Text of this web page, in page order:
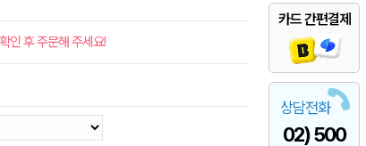
카드 간편결제
상담전화
02) 500
인 후 주문해 주세요!